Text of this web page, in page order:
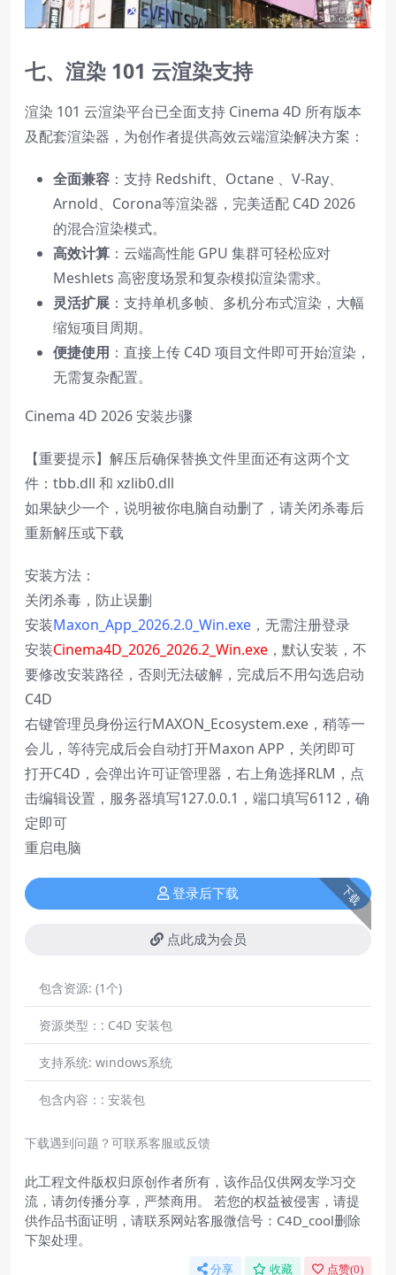
七、渲染 101 云渲染支持
渲染 101 云渲染平台已全面支持 Cinema 4D 所有版本
及配套渲染器，为创作者提供高效云端渲染解决方案：
全面兼容 ：支持 Redshift、Octane 、V-Ray、
Arnold、Corona等渲染器，完美适配 C4D 2026
的混合渲染模式。
高效计算 ：云端高性能 GPU 集群可轻松应对
Meshlets 高密度场景和复杂模拟渲染需求。
灵活扩展 ：支持单机多帧、多机分布式渲染，大幅
缩短项目周期。
便捷使用 ：直接上传 C4D 项目文件即可开始渲染，
无需复杂配置。
Cinema 4D 2026 安装步骤
【重要提示】解压后确保替换文件里面还有这两个文
件：tbb.dll 和 xzlib0.dll
如果缺少一个，说明被你电脑自动删了，请关闭杀毒后
重新解压或下载
安装方法：
关闭杀毒，防止误删
安装Maxon_App_2026.2.0_Win.exe ，无需注册登录
安装Cinema4D_2026_2026.2_Win.exe ，默认安装，不
要修改安装路径，否则无法破解，完成后不用勾选启动
C4D
右键管理员身份运行MAXON_Ecosystem.exe，稍等一
会儿，等待完成后会自动打开Maxon APP，关闭即可
打开C4D，会弹出许可证管理器，右上角选择RLM，点
击编辑设置，服务器填写127.0.0.1，端口填写6112，确
定即可
重启电脑
下载
登录后下载
点此成为会员
包含资源: (1个)
资源类型：: C4D 安装包
支持系统: windows系统
包含内容：: 安装包
下载遇到问题？可联系客服或反馈
此工程文件版权归原创作者所有，该作品仅供网友学习交
流，请勿传播分享，严禁商用。 若您的权益被侵害，请提
供作品书面证明，请联系网站客服微信号：C4D_cool删除
下架处理。
分享 收藏 点赞(0)